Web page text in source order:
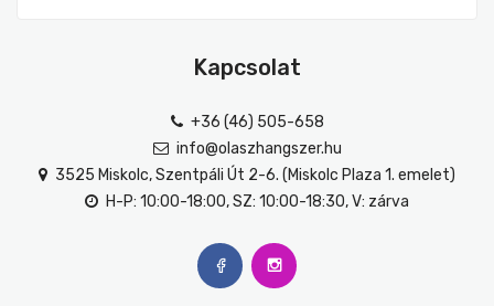
Kapcsolat
+36 (46) 505-658
info@olaszhangszer.hu
3525 Miskolc, Szentpáli Út 2-6. (Miskolc Plaza 1. emelet)
H-P: 10:00-18:00, SZ: 10:00-18:30, V: zárva